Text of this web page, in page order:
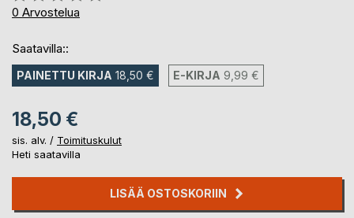
0%
0 Arvostelua
Saatavilla::
PAINETTU KIRJA 18,50 € E-KIRJA 9,99 €
18,50 €
sis. alv. / Toimituskulut
Heti saatavilla
LISÄÄ OSTOSKORIIN